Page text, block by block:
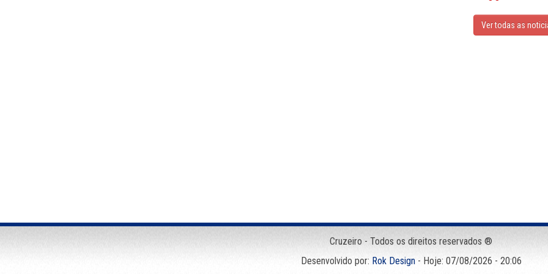
Ver todas as
Cruzeiro - Todos os direitos reservados ®
Desenvolvido por: Rok Design- Hoje: 07/08/2026 - 20:06